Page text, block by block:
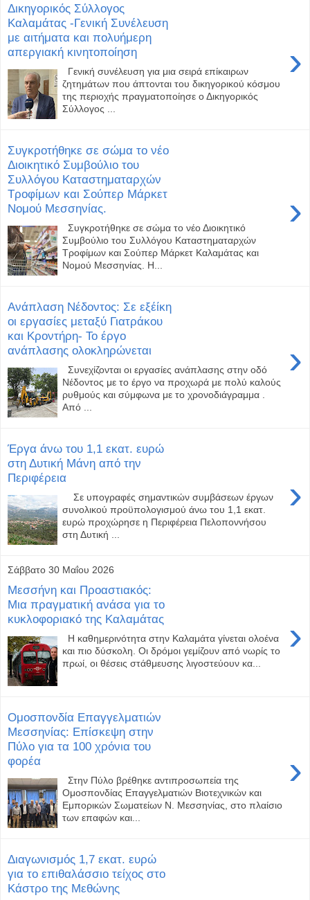
Δικηγορικός Σύλλογος
Καλαμάτας -Γενική Συνέλευση
με αιτήματα και πολυήμερη
απεργιακή κινητοποίηση
›
Γενική συνέλευση για μια σειρά επίκαιρων
ζητημάτων που άπτονται του δικηγορικού κόσμου
της περιοχής πραγματοποίησε ο Δικηγορικός
Σύλλογος ...
Συγκροτήθηκε σε σώμα το νέο
Διοικητικό Συμβούλιο του
Συλλόγου Καταστηματαρχών
Τροφίμων και Σούπερ Μάρκετ
Νομού Μεσσηνίας.
›
Συγκροτήθηκε σε σώμα το νέο Διοικητικό
Συμβούλιο του Συλλόγου Καταστηματαρχών
Τροφίμων και Σούπερ Μάρκετ Καλαμάτας και
Νομού Μεσσηνίας. Η...
Ανάπλαση Νέδοντος: Σε εξέίκη
οι εργασίες μεταξύ Γιατράκου
και Κροντήρη- Το έργο
ανάπλασης ολοκληρώνεται
›
Συνεχίζονται οι εργασίες ανάπλασης στην οδό
Νέδοντος με το έργο να προχωρά με πολύ καλούς
ρυθμούς και σύμφωνα με το χρονοδιάγραμμα .
Από ...
Έργα άνω του 1,1 εκατ. ευρώ
στη Δυτική Μάνη από την
Περιφέρεια
›
Σε υπογραφές σημαντικών συμβάσεων έργων
συνολικού προϋπολογισμού άνω του 1,1 εκατ.
ευρώ προχώρησε η Περιφέρεια Πελοποννήσου
στη Δυτική ...
Σάββατο 30 Μαΐου 2026
Μεσσήνη και Προαστιακός:
Μια πραγματική ανάσα για το
κυκλοφοριακό της Καλαμάτας
›
Η καθημερινότητα στην Καλαμάτα γίνεται ολοένα
και πιο δύσκολη. Οι δρόμοι γεμίζουν από νωρίς το
πρωί, οι θέσεις στάθμευσης λιγοστεύουν κα...
Ομοσπονδία Επαγγελματιών
Μεσσηνίας: Επίσκεψη στην
Πύλο για τα 100 χρόνια του
φορέα
›
Στην Πύλο βρέθηκε αντιπροσωπεία της
Ομοσπονδίας Επαγγελματιών Βιοτεχνικών και
Εμπορικών Σωματείων Ν. Μεσσηνίας, στο πλαίσιο
των επαφών και...
Διαγωνισμός 1,7 εκατ. ευρώ
για το επιθαλάσσιο τείχος στο
Κάστρο της Μεθώνης